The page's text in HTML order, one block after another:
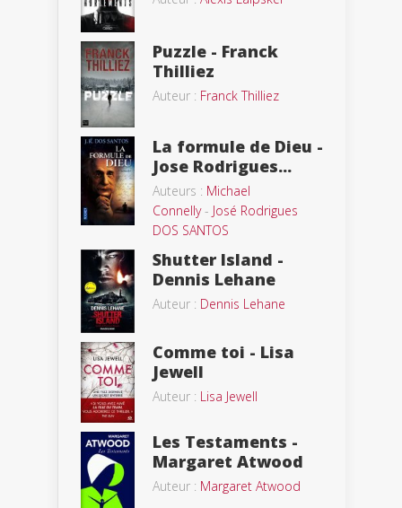
Puzzle - Franck
Thilliez
Auteur : Franck Thilliez
La formule de Dieu -
Jose Rodrigues...
Auteurs : Michael
Connelly- José Rodrigues
DOS SANTOS
Shutter Island -
Dennis Lehane
Auteur : Dennis Lehane
Comme toi - Lisa
Jewell
Auteur : Lisa Jewell
Les Testaments -
Margaret Atwood
Auteur : Margaret Atwood